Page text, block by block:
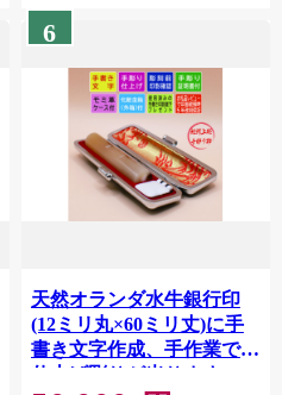
6
天然オランダ水牛銀行印
(12ミリ丸×60ミリ丈)に手
書き文字作成、手作業での
仕上げ彫りが光ります